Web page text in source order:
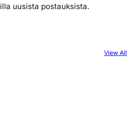
uusista postauksista.
View All